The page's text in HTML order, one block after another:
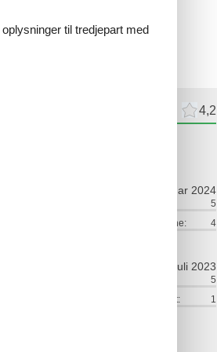
4,2
februar 2024
5
Værdi for pengene: 4
juli 2023
5
Service på stedet:
1
til tredjepart med